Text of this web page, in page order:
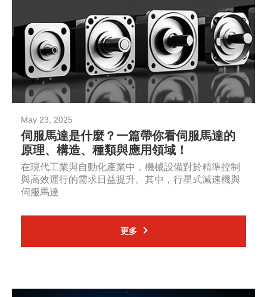
May 23, 2025
伺服馬達是什麼？一篇帶你看伺服馬達的
原理、構造、種類與應用領域！
在現代工業與自動化產業中，機械設備對於精準控制
與高效運行的需求日益提升。其中，行星式減速機與
伺服馬達
更多